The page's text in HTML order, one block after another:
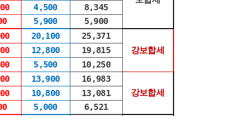
4,500
8,345
5,900
5,900
20,100
25,371
강보합세
12,800
19,815
5,500
10,250
13,900
16,983
강보합세
10,800
13,081
5,000
6,521